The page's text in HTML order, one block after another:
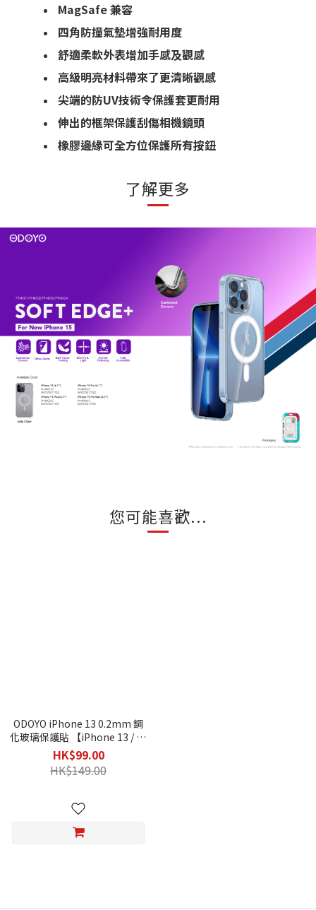
MagSafe 兼容
四角防撞氣墊增強耐用度
舒適柔軟外表增加手感及觀感
高級明亮材料帶來了更清晰觀感
尖端的防UV技術令保護套更耐用
伸出的框架保護刮傷相機鏡頭
橡膠邊緣可全方位保護所有按鈕
了解更多
您可能喜歡...
ODOYO iPhone 13 0.2mm 鋼
化玻璃保護貼 【iPhone 13 / 13
Pro】
HK$99.00
HK$149.00